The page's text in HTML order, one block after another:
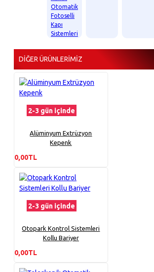
Otomatik
Fotoselli
Kapı
Sistemleri
DIĞER ÜRÜNLERIMIZ
2-3 gün içinde
Alüminyum Extrüzyon
Kepenk
0,00TL
2-3 gün içinde
Otopark Kontrol Sistemleri
Kollu Bariyer
0,00TL